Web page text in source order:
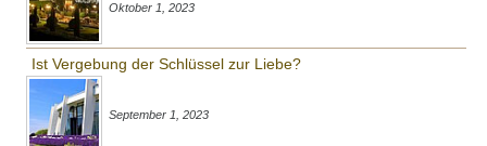
Oktober 1, 2023
Ist Vergebung der Schlüssel zur Liebe?
September 1, 2023